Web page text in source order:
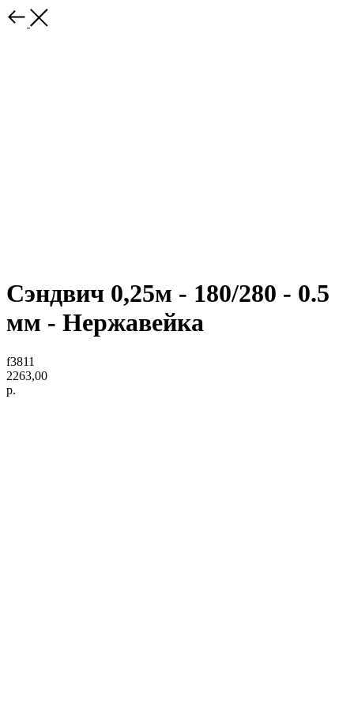
Сэндвич 0,25м - 180/280 - 0.5
мм - Нержавейка
f3811
2263,00
р.